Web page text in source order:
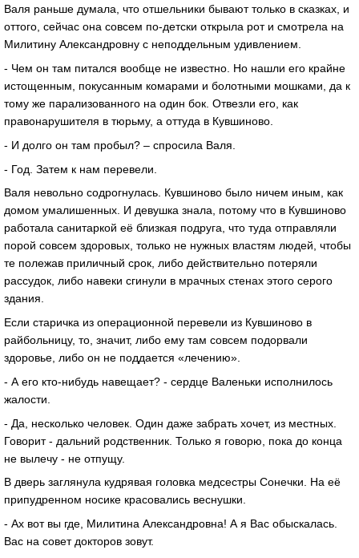
Валя раньше думала, что отшельники бывают только в сказках, и
оттого, сейчас она совсем по-детски открыла рот и смотрела на
Милитину Александровну с неподдельным удивлением.
- Чем он там питался вообще не известно. Но нашли его крайне
истощенным, покусанным комарами и болотными мошками, да к
тому же парализованного на один бок. Отвезли его, как
правонарушителя в тюрьму, а оттуда в Кувшиново.
- И долго он там пробыл? – спросила Валя.
- Год. Затем к нам перевели.
Валя невольно содрогнулась. Кувшиново было ничем иным, как
домом умалишенных. И девушка знала, потому что в Кувшиново
работала санитаркой её близкая подруга, что туда отправляли
порой совсем здоровых, только не нужных властям людей, чтобы
те полежав приличный срок, либо действительно потеряли
рассудок, либо навеки сгинули в мрачных стенах этого серого
здания.
Если старичка из операционной перевели из Кувшиново в
райбольницу, то, значит, либо ему там совсем подорвали
здоровье, либо он не поддается «лечению».
- А его кто-нибудь навещает? - сердце Валеньки исполнилось
жалости.
- Да, несколько человек. Один даже забрать хочет, из местных.
Говорит - дальний родственник. Только я говорю, пока до конца
не вылечу - не отпущу.
В дверь заглянула кудрявая головка медсестры Сонечки. На её
припудренном носике красовались веснушки.
- Ах вот вы где, Милитина Александровна! А я Вас обыскалась.
Вас на совет докторов зовут.